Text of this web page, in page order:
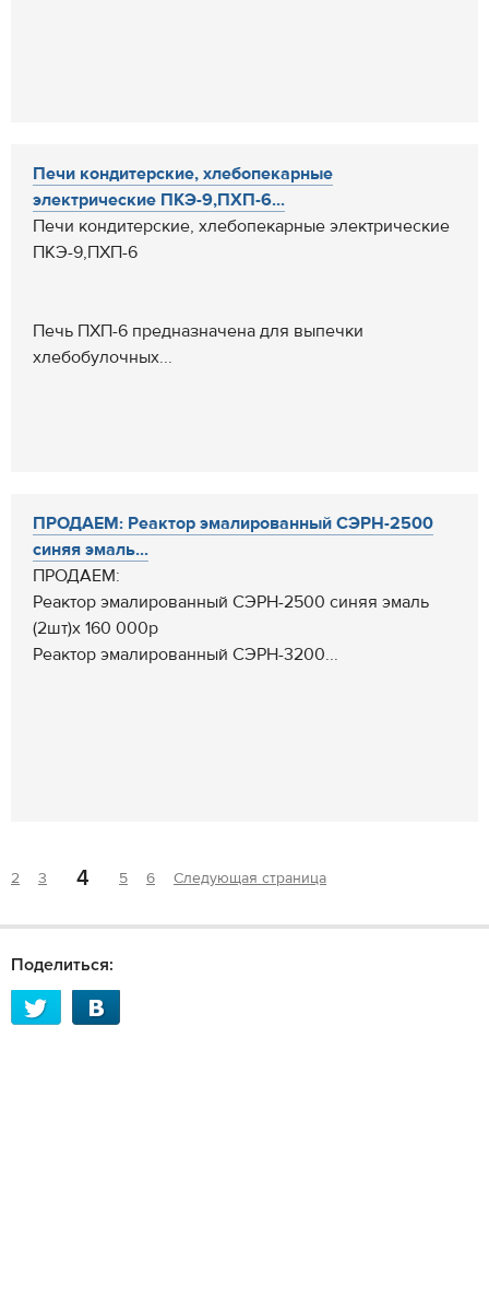
Печи кондитерские, хлебопекарные
электрические ПКЭ-9,ПХП-6...
Печи кондитерские, хлебопекарные электрические
ПКЭ-9,ПХП-6
Печь ПХП-6 предназначена для выпечки
хлебобулочных...
ПРОДАЕМ: Реактор эмалированный СЭРН-2500
синяя эмаль...
ПРОДАЕМ:
Реактор эмалированный СЭРН-2500 синяя эмаль
(2шт)х 160 000р
Реактор эмалированный СЭРН-3200...
2 3 4 5 6 Следующая страница
Поделиться: